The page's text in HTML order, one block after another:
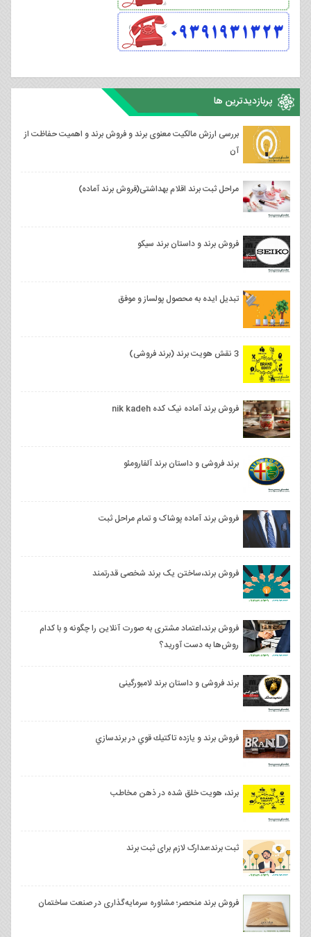
پربازدیدترین ها
بررسی ارزش مالکیت معنوی برند و فروش برند و اهمیت حفاظت از
آن
مراحل ثبت برند اقلام بهداشتی(فروش برند آماده)
فروش برند و داستان برند سیکو
تبدیل ایده به محصول پولساز و موفق
3 نقش هویت برند (برند فروشی)
فروش برند آماده نیک کده nik kadeh
برند فروشی و داستان برند آلفارومئو
فروش برند آماده پوشاک و تمام مراحل ثبت
فروش برند،ساختن یک برند شخصی قدرتمند
فروش برند،اعتماد مشتری به صورت آنلاین را چگونه و با کدام
روش‌ها به دست آورید؟
برند فروشی و داستان برند لامبورگینی
فروش برند و يازده تاكتيك قوي در برندسازي
برند، هویت خلق شده در ذهن مخاطب
ثبت برند؛مدارک لازم برای ثبت برند
فروش برند منحصر؛ مشاوره سرمایه‌گذاری در صنعت ساختمان